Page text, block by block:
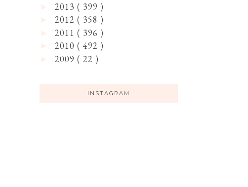
2013 ( 399 )
2012 ( 358 )
2011 ( 396 )
2010 ( 492 )
2009 ( 22 )
INSTAGRAM